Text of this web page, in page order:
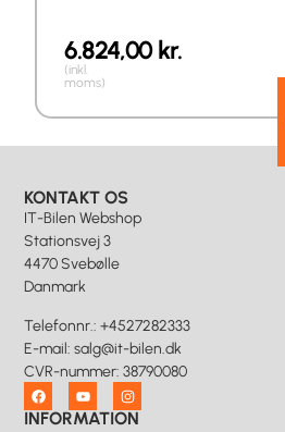
6.824,00kr.
(inkl.
moms)
KONTAKT OS
IT-Bilen Webshop
Stationsvej 3
4470 Svebølle
Danmark
Telefonnr.: +4527282333
E-mail:salg@it-bilen.dk
CVR-nummer: 38790080
INFORMATION